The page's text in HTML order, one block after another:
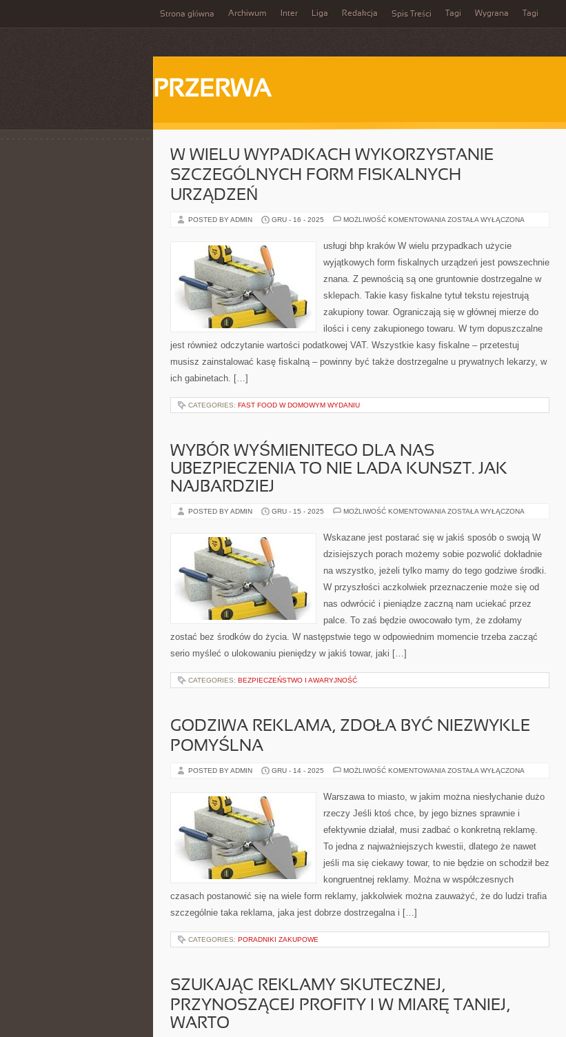
Strona główna Archiwum Inter Liga Redakcja Spis Treści Tagi Wygrana Tagi
PRZERWA
W WIELU WYPADKACH WYKORZYSTANIE
SZCZEGÓLNYCH FORM FISKALNYCH
URZĄDZEŃ
POSTED BY ADMIN GRU - 16 - 2025 MOŻLIWOŚĆ KOMENTOWANIA W
WYKORZYSTANIE
SZCZEGÓLNYCH
FISKALNYCH
ZOSTAŁA WYŁĄCZONA
usługi bhp kraków W wielu przypadkach użycie
wyjątkowych form fiskalnych urządzeń jest powszechnie
znana. Z pewnością są one gruntownie dostrzegalne w
sklepach. Takie kasy fiskalne tytuł tekstu rejestrują
zakupiony towar. Ograniczają się w głównej mierze do
ilości i ceny zakupionego towaru. W tym dopuszczalne
jest również odczytanie wartości podatkowej VAT. Wszystkie kasy fiskalne – przetestuj
musisz zainstalować kasę fiskalną – powinny być także dostrzegalne u prywatnych lekarzy, w
ich gabinetach. […]
CATEGORIES: FAST FOOD W DOMOWYM WYDANIU
WYBÓR WYŚMIENITEGO DLA NAS
UBEZPIECZENIA TO NIE LADA KUNSZT. JAK
NAJBARDZIEJ
POSTED BY ADMIN GRU - 15 - 2025 MOŻLIWOŚĆ KOMENTOWANIA WYBÓR
NAS
UBEZPIECZENIA
NIE
KUNSZT.
NAJBARDZIEJ
ZOSTAŁA WYŁĄCZONA
Wskazane jest postarać się w jakiś sposób o swoją W
dzisiejszych porach możemy sobie pozwolić dokładnie
na wszystko, jeżeli tylko mamy do tego godziwe środki.
W przyszłości aczkolwiek przeznaczenie może się od
nas odwrócić i pieniądze zaczną nam uciekać przez
palce. To zaś będzie owocowało tym, że zdołamy
zostać bez środków do życia. W następstwie tego w odpowiednim momencie trzeba zacząć
serio myśleć o ulokowaniu pieniędzy w jakiś towar, jaki […]
CATEGORIES: BEZPIECZEŃSTWO I AWARYJNOŚĆ
GODZIWA REKLAMA, ZDOŁA BYĆ NIEZWYKLE
POMYŚLNA
POSTED BY ADMIN GRU - 14 - 2025 MOŻLIWOŚĆ KOMENTOWANIA GODZIWA
BYĆ
NIEZWYKLE
ZOSTAŁA WYŁĄCZONA
Warszawa to miasto, w jakim można niesłychanie dużo
rzeczy Jeśli ktoś chce, by jego biznes sprawnie i
efektywnie działał, musi zadbać o konkretną reklamę.
To jedna z najważniejszych kwestii, dlatego że nawet
jeśli ma się ciekawy towar, to nie będzie on schodził bez
kongruentnej reklamy. Można w współczesnych
czasach postanowić się na wiele form reklamy, jakkolwiek można zauważyć, że do ludzi trafia
szczególnie taka reklama, jaka jest dobrze dostrzegalna i […]
CATEGORIES: PORADNIKI ZAKUPOWE
SZUKAJĄC REKLAMY SKUTECZNEJ,
PRZYNOSZĄCEJ PROFITY I W MIARĘ TANIEJ,
WARTO